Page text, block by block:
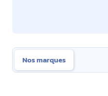
Nos marques